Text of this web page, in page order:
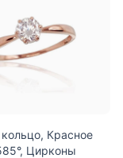
кольцо, Красное
Цирконы